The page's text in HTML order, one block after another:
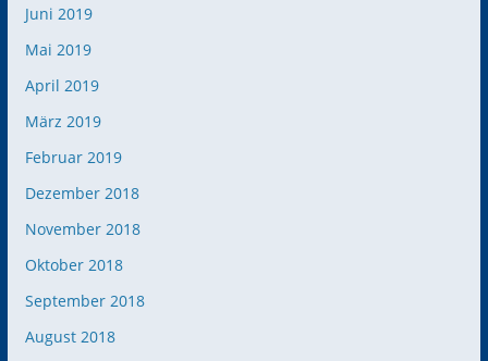
Juni 2019
Mai 2019
April 2019
März 2019
Februar 2019
Dezember 2018
November 2018
Oktober 2018
September 2018
August 2018